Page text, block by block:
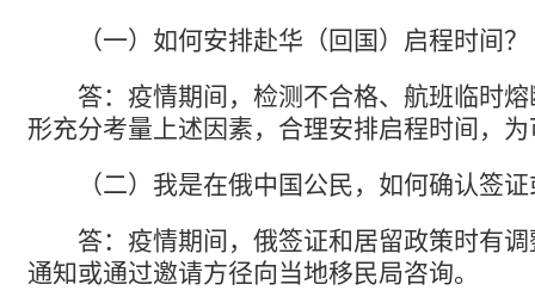
（一）如何安排赴华（回国）启程时间？
答：疫情期间，检测不合格、航班临时
形充分考量上述因素，合理安排启程时间，
（二） 我是在俄中国公民，如何确认签
答：疫情期间，俄签证和居留政策时有
通知或通过邀请方径向当地移民局咨询。